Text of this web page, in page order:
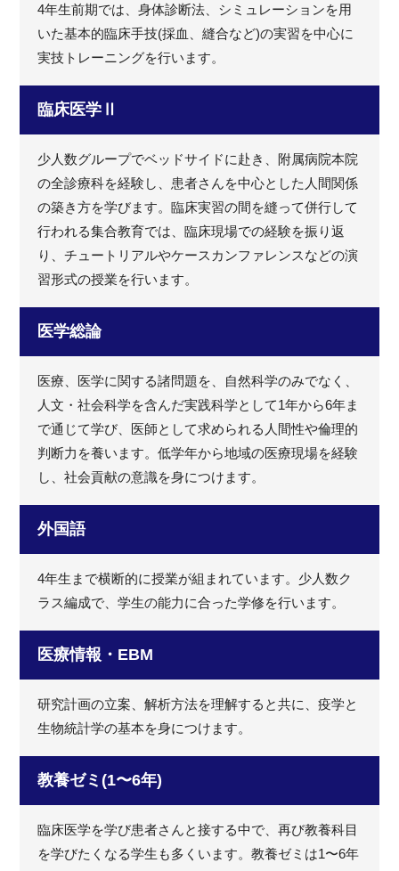
4年生前期では、身体診断法、シミュレーションを用
いた基本的臨床手技(採血、縫合など)の実習を中心に
実技トレーニングを行います。
臨床医学Ⅱ
少人数グループでベッドサイドに赴き、附属病院本院
の全診療科を経験し、患者さんを中心とした人間関係
の築き方を学びます。臨床実習の間を縫って併行して
行われる集合教育では、臨床現場での経験を振り返
り、チュートリアルやケースカンファレンスなどの演
習形式の授業を行います。
医学総論
医療、医学に関する諸問題を、自然科学のみでなく、
人文・社会科学を含んだ実践科学として1年から6年ま
で通じて学び、医師として求められる人間性や倫理的
判断力を養います。低学年から地域の医療現場を経験
し、社会貢献の意識を身につけます。
外国語
4年生まで横断的に授業が組まれています。少人数ク
ラス編成で、学生の能力に合った学修を行います。
医療情報・EBM
研究計画の立案、解析方法を理解すると共に、疫学と
生物統計学の基本を身につけます。
教養ゼミ(1〜6年)
臨床医学を学び患者さんと接する中で、再び教養科目
を学びたくなる学生も多くいます。教養ゼミは1〜6年